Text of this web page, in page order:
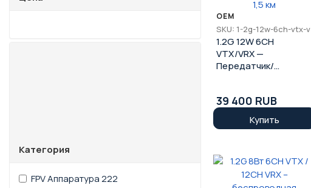
Категория
FPV Аппаратура222
OEM
SKU: 1-2g-12w-6ch-vtx-v
1.2G 12W 6CH
VTX/VRX —
Передатчик/
дальность 1,5 км
39 400 RUB
Купить